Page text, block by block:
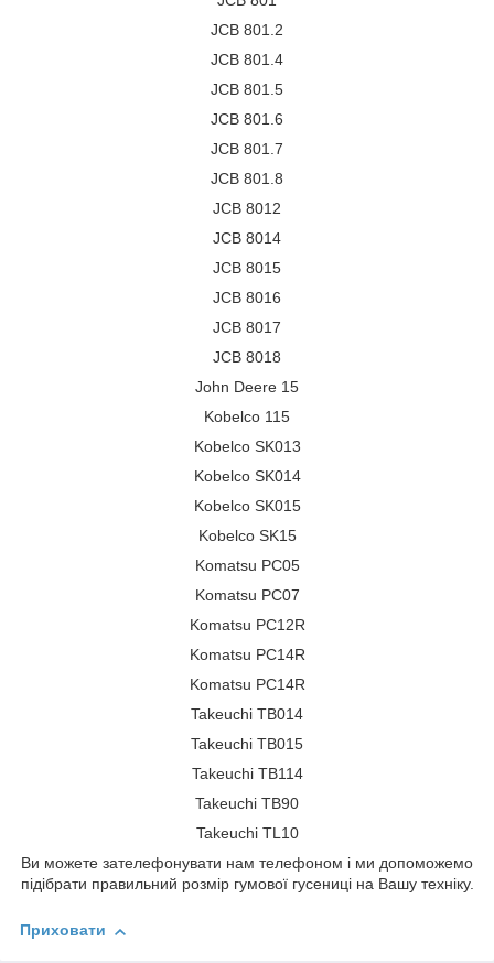
JCB 801.2
JCB 801.4
JCB 801.5
JCB 801.6
JCB 801.7
JCB 801.8
JCB 8012
JCB 8014
JCB 8015
JCB 8016
JCB 8017
JCB 8018
John Deere 15
Kobelco 115
Kobelco SK013
Kobelco SK014
Kobelco SK015
Kobelco SK15
Komatsu PC05
Komatsu PC07
Komatsu PC12R
Komatsu PC14R
Komatsu PC14R
Takeuchi TB014
Takeuchi TB015
Takeuchi TB114
Takeuchi TB90
Takeuchi TL10
Ви можете зателефонувати нам телефоном і ми допоможемо
підібрати правильний розмір гумової гусениці на Вашу техніку.
Приховати